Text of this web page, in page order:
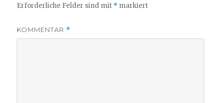
Erforderliche Felder sind mit * markiert
KOMMENTAR *